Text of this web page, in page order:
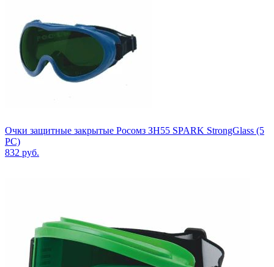
Очки защитные закрытые Росомз ЗН55 SPARK StrongGlass (5
PC)
832 руб.